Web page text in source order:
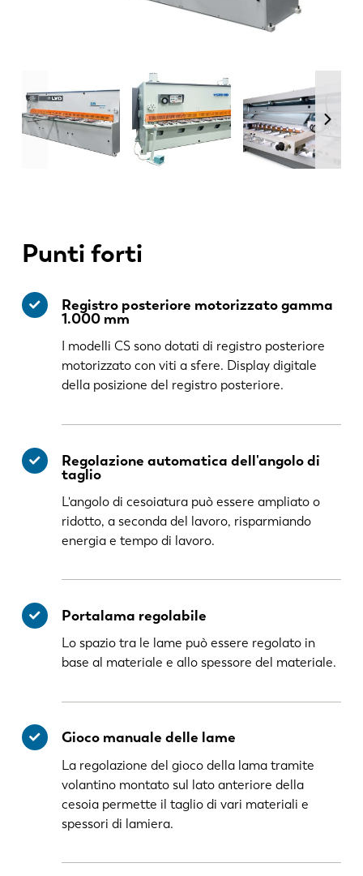
Punti forti
Registro posteriore motorizzato gamma
1.000 mm
I modelli CS sono dotati di registro posteriore
motorizzato con viti a sfere. Display digitale
della posizione del registro posteriore.
Regolazione automatica dell'angolo di
taglio
L'angolo di cesoiatura può essere ampliato o
ridotto, a seconda del lavoro, risparmiando
energia e tempo di lavoro.
Portalama regolabile
Lo spazio tra le lame può essere regolato in
base al materiale e allo spessore del materiale.
Gioco manuale delle lame
La regolazione del gioco della lama tramite
volantino montato sul lato anteriore della
cesoia permette il taglio di vari materiali e
spessori di lamiera.